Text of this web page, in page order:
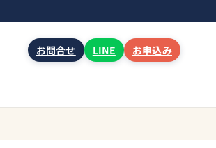
お問合せ LINE お申込み